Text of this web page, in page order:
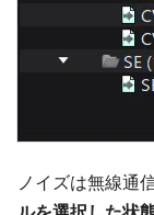
ノイズは無線通